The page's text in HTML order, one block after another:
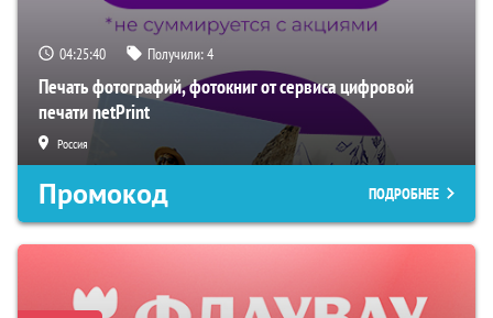
04:25:39 Получили:4
Печать фотографий, фотокниг от сервиса цифровой
печати netPrint
Россия
Промокод ПОДРОБНЕЕ